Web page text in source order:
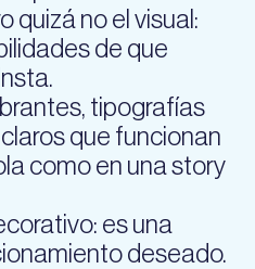
quizá no el visual:
de que
tipografías
que funcionan
como en una story
es una
deseado.